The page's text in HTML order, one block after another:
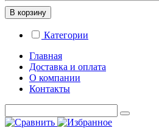
В корзину
Категории
Главная
Доставка и оплата
О компании
Контакты